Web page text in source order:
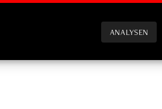
ANALYSEN